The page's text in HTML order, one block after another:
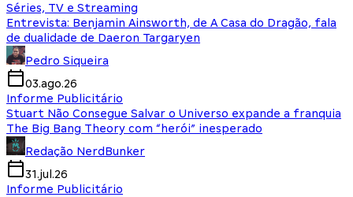
Séries, TV e Streaming
Entrevista: Benjamin Ainsworth, de A Casa do Dragão, fala
de dualidade de Daeron Targaryen
Pedro Siqueira
03.ago.26
Informe Publicitário
Stuart Não Consegue Salvar o Universo expande a franquia
The Big Bang Theory com “herói” inesperado
Redação NerdBunker
31.jul.26
Informe Publicitário